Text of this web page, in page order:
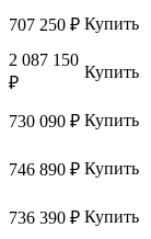
707 250 ₽ Купить
2 087 150
₽
Купить
730 090 ₽ Купить
746 890 ₽ Купить
736 390 ₽ Купить